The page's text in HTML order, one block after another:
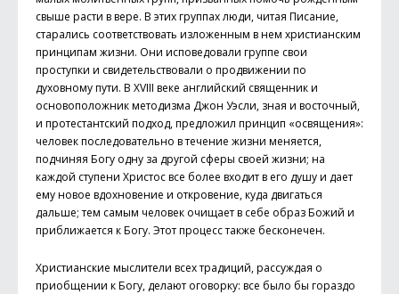
свыше расти в вере. В этих группах люди, читая Писание,
старались соответствовать изложенным в нем христианским
принципам жизни. Они исповедовали группе свои
проступки и свидетельствовали о продвижении по
духовному пути. В XVIII веке английский священник и
основоположник методизма Джон Уэсли, зная и восточный,
и протестантский подход, предложил принцип «освящения»:
человек последовательно в течение жизни меняется,
подчиняя Богу одну за другой сферы своей жизни; на
каждой ступени Христос все более входит в его душу и дает
ему новое вдохновение и откровение, куда двигаться
дальше; тем самым человек очищает в себе образ Божий и
приближается к Богу. Этот процесс также бесконечен.
Христианские мыслители всех традиций, рассуждая о
приобщении к Богу, делают оговорку: все было бы гораздо